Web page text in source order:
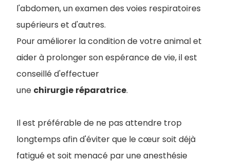
l'abdomen, un examen des voies respiratoires
supérieurs et d'autres.
Pour améliorer la condition de votre animal et
aider à prolonger son espérance de vie, il est
conseillé d'effectuer
une chirurgie réparatrice.
Il est préférable de ne pas attendre trop
longtemps afin d'éviter que le cœur soit déjà
fatigué et soit menacé par une anesthésie